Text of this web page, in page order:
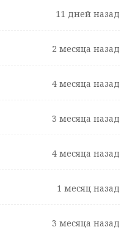
11 дней назад
2 месяца назад
4 месяца назад
3 месяца назад
4 месяца назад
1 месяц назад
3 месяца назад